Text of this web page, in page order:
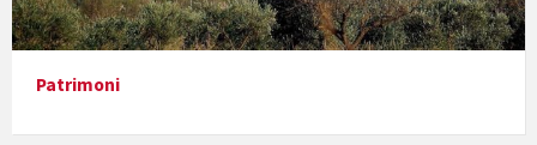
En Bum
Patrimoni